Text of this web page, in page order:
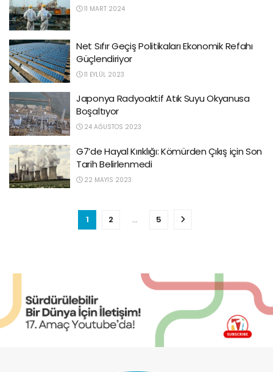
11 MART 2024
Net Sıfır Geçiş Politikaları Ekonomik Refahı
Güçlendiriyor
11 EYLÜL 2023
Japonya Radyoaktif Atık Suyu Okyanusa
Boşaltıyor
24 AĞUSTOS 2023
G7’de Hayal Kırıklığı: Kömürden Çıkış için Son
Tarih Belirlenmedi
22 MAYIS 2023
1 2 … 5